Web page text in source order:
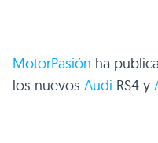
MotorPasión ha
los nuevos Audi RS4 y